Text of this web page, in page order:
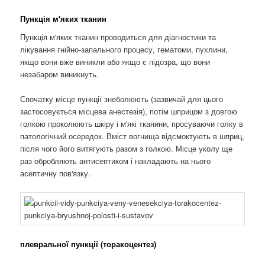
Пункція м'яких тканин
Пункція м'яких тканин проводиться для діагностики та
лікування гнійно-запального процесу, гематоми, пухлини,
якщо вони вже виникли або якщо є підозра, що вони
незабаром виникнуть.
Спочатку місце пункції знеболюють (зазвичай для цього
застосовується місцева анестезія), потім шприцом з довгою
голкою проколюють шкіру і м'які тканини, просуваючи голку в
патологічний осередок. Вміст вогнища відсмоктують в шприц,
після чого його витягують разом з голкою. Місце уколу ще
раз обробляють антисептиком і накладають на нього
асептичну пов'язку.
плевральної пункції (торакоцентез)